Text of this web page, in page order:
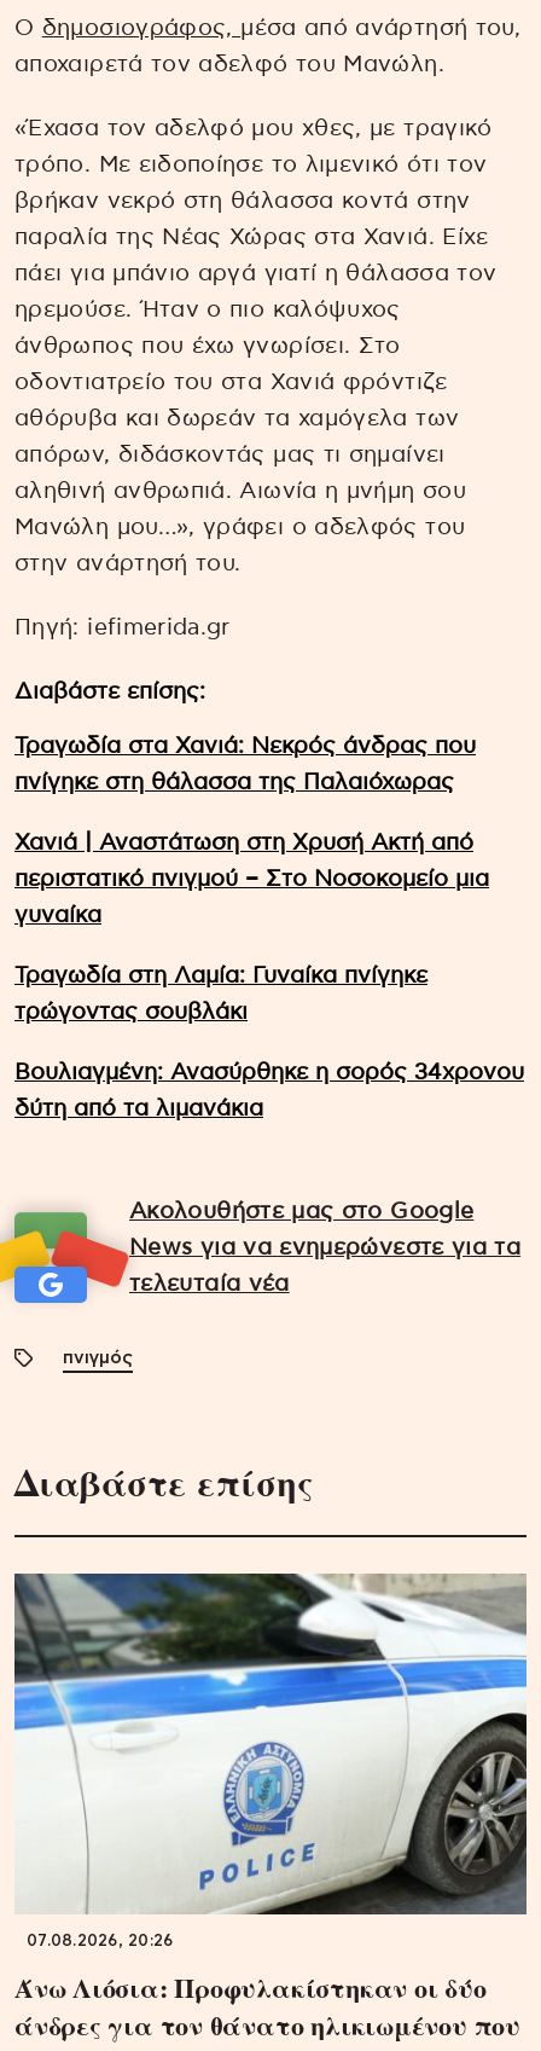
Ο δημοσιογράφος, μέσα από ανάρτησή του,
αποχαιρετά τον αδελφό του Μανώλη.
«Έχασα τον αδελφό μου χθες, με τραγικό
τρόπο. Με ειδοποίησε το λιμενικό ότι τον
βρήκαν νεκρό στη θάλασσα κοντά στην
παραλία της Νέας Χώρας στα Χανιά. Είχε
πάει για μπάνιο αργά γιατί η θάλασσα τον
ηρεμούσε. Ήταν ο πιο καλόψυχος
άνθρωπος που έχω γνωρίσει. Στο
οδοντιατρείο του στα Χανιά φρόντιζε
αθόρυβα και δωρεάν τα χαμόγελα των
απόρων, διδάσκοντάς μας τι σημαίνει
αληθινή ανθρωπιά. Αιωνία η μνήμη σου
Μανώλη μου…», γράφει ο αδελφός του
στην ανάρτησή του.
Πηγή: iefimerida.gr
Διαβάστε επίσης:
Τραγωδία στα Χανιά: Νεκρός άνδρας που
πνίγηκε στη θάλασσα της Παλαιόχωρας
Χανιά | Αναστάτωση στη Χρυσή Ακτή από
περιστατικό πνιγμού – Στο Νοσοκομείο μια
γυναίκα
Τραγωδία στη Λαμία: Γυναίκα πνίγηκε
τρώγοντας σουβλάκι
Βουλιαγμένη: Ανασύρθηκε η σορός 34χρονου
δύτη από τα λιμανάκια
Ακολουθήστε μας στο Google
News για να ενημερώνεστε για τα
τελευταία νέα
πνιγμός
Διαβάστε επίσης
07.08.2026, 20:26
Άνω Λιόσια: Προφυλακίστηκαν οι δύο
άνδρες για τον θάνατο ηλικιωμένου που